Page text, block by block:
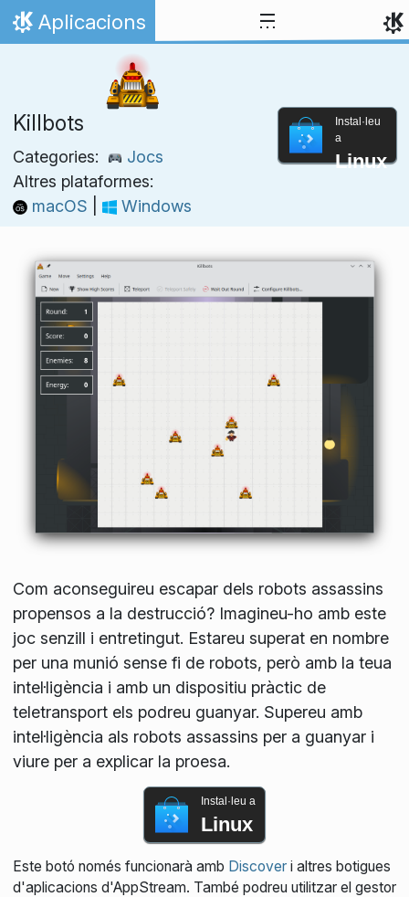
Salta fins al contingut
Inici
Aplicacions
Killbots
Categories:
Jocs
Altres plataformes:
macOS
Windows
Instal·leu
a
Linux
Com aconseguireu escapar dels robots assassins
propensos a la destrucció? Imagineu-ho amb este
joc senzill i entretingut. Estareu superat en nombre
per una munió sense fi de robots, però amb la teua
intel·ligència i amb un dispositiu pràctic de
teletransport els podreu guanyar. Supereu amb
intel·ligència als robots assassins per a guanyar i
viure per a explicar la proesa.
Instal·leu a
Linux
Este botó només funcionarà amb Discoveri altres botigues
d'aplicacions d'AppStream. També podreu utilitzar el gestor